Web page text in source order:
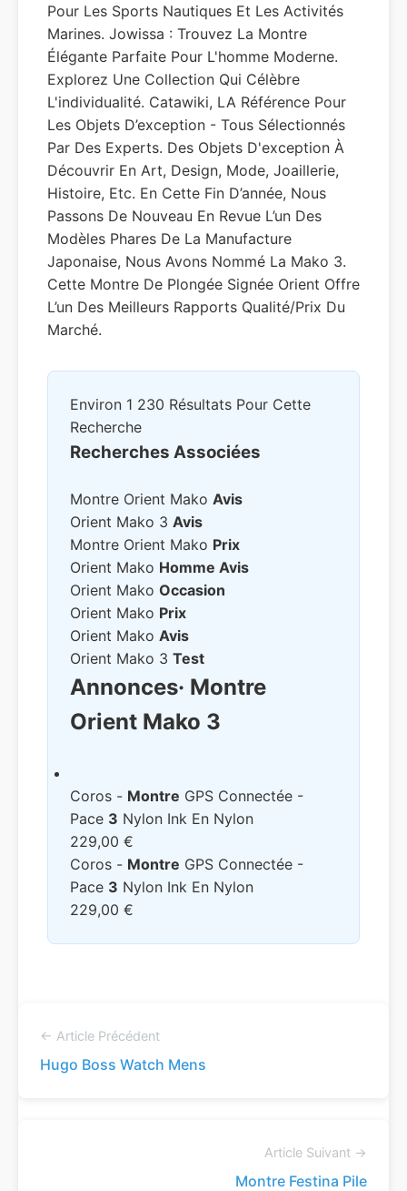
Pour Les Sports Nautiques Et Les Activités
Marines. Jowissa : Trouvez La Montre
Élégante Parfaite Pour L'homme Moderne.
Explorez Une Collection Qui Célèbre
L'individualité. Catawiki, LA Référence Pour
Les Objets D’exception - Tous Sélectionnés
Par Des Experts. Des Objets D'exception À
Découvrir En Art, Design, Mode, Joaillerie,
Histoire, Etc. En Cette Fin D’année, Nous
Passons De Nouveau En Revue L’un Des
Modèles Phares De La Manufacture
Japonaise, Nous Avons Nommé La Mako 3.
Cette Montre De Plongée Signée Orient Offre
L’un Des Meilleurs Rapports Qualité/prix Du
Marché.
Environ 1 230 Résultats Pour Cette
Recherche
Recherches Associées
Montre Orient Mako Avis
Orient Mako 3 Avis
Montre Orient Mako Prix
Orient Mako Homme Avis
Orient Mako Occasion
Orient Mako Prix
Orient Mako Avis
Orient Mako 3 Test
Annonces· Montre
Orient Mako 3
Coros - Montre GPS Connectée -
Pace 3 Nylon Ink En Nylon
229,00 €
Coros - Montre GPS Connectée -
Pace 3 Nylon Ink En Nylon
229,00 €
← Article Précédent
Hugo Boss Watch Mens
Article Suivant →
Montre Festina Pile